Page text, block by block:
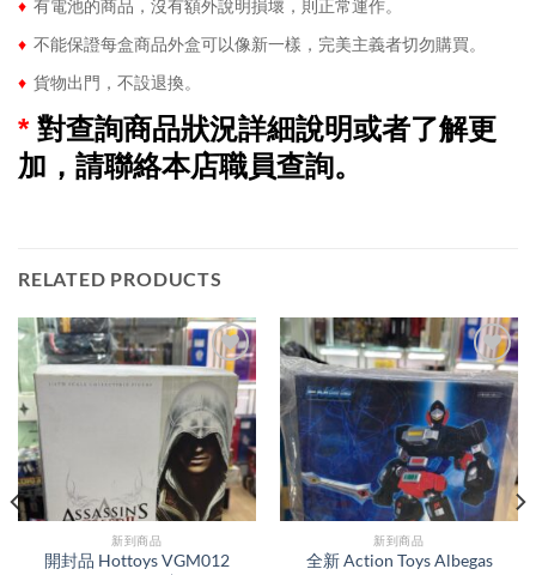
♦ 有電池的商品，沒有額外說明損壞，則正常運作。
♦ 不能保證每盒商品外盒可以像新一樣，完美主義者切勿購買。
♦ 貨物出門，不設退換。
* 對查詢商品狀況詳細說明或者了解更
加，請聯絡本店職員查詢。
RELATED PRODUCTS
新到商品​
開封品 Hottoys VGM012
新到商品​
全新 Action Toys Albegas